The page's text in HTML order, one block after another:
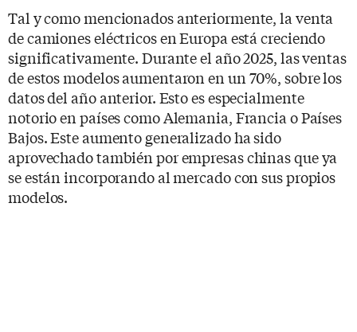
Tal y como mencionados anteriormente, la venta
de camiones eléctricos en Europa está creciendo
significativamente. Durante el año 2025, las ventas
de estos modelos aumentaron en un 70%, sobre los
datos del año anterior. Esto es especialmente
notorio en países como Alemania, Francia o Países
Bajos. Este aumento generalizado ha sido
aprovechado también por empresas chinas que ya
se están incorporando al mercado con sus propios
modelos.